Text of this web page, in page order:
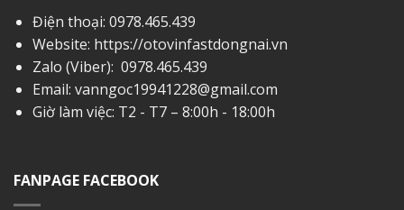
Điện thoại: 0978.465.439
Website: https://otovinfastdongnai.vn
Zalo (Viber): 0978.465.439
Email: vanngoc19941228@gmail.com
Giờ làm việc: T2 - T7 – 8:00h - 18:00h
FANPAGE FACEBOOK